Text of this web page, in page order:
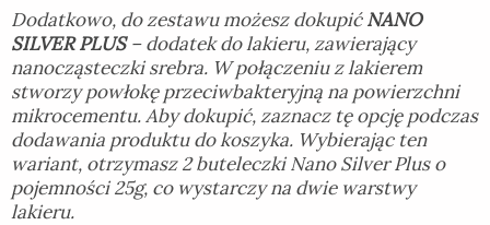
Dodatkowo, do zestawu możesz dokupićNANO
SILVER PLUS– dodatek do lakieru, zawierający
nanocząsteczki srebra. W połączeniu z lakierem
stworzy powłokę przeciwbakteryjną na powierzchni
mikrocementu. Aby dokupić, zaznacz tę opcję podczas
dodawania produktu do koszyka. Wybierając ten
wariant, otrzymasz 2 buteleczki Nano Silver Plus o
pojemności 25g, co wystarczy na dwie warstwy
lakieru.